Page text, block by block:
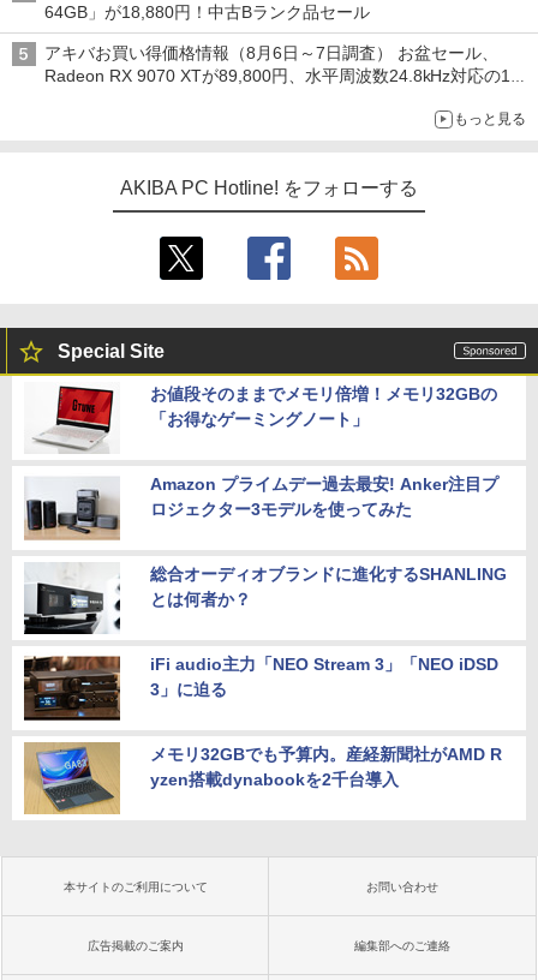
64GB」が18,880円！中古Bランク品セール
アキバお買い得価格情報（8月6日～7日調査） お盆セール、
Radeon RX 9070 XTが89,800円、水平周波数24.8kHz対応の17
もっと見る
AKIBA PC Hotline! をフォローする
Special Site
お値段そのままでメモリ倍増！メモリ32GBの
「お得なゲーミングノート」
Amazon プライムデー過去最安! Anker注目プ
ロジェクター3モデルを使ってみた
総合オーディオブランドに進化するSHANLING
とは何者か？
iFi audio主力「NEO Stream 3」「NEO iDSD
3」に迫る
メモリ32GBでも予算内。産経新聞社がAMD R
yzen搭載dynabookを2千台導入
本サイトのご利用について お問い合わせ
広告掲載のご案内 編集部へのご連絡